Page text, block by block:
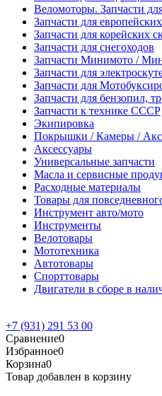
Веломоторы. Запчасти
Запчасти для
Запчасти для корейских
Запчасти для снегоходов
Запчасти Минимото /
Запчасти для
Запчасти для
Запчасти для бензопил,
Запчасти к технике СССР
Экипировка
Покрышки / Камеры /
Аксессуары
Универсальные запчасти
Масла и сервисные
Расходные материалы
Товары для
Инструмент авто/мото
Инструменты
Велотовары
Мототехника
Автотовары
Спорттовары
Двигатели в сборе в
+7 (931) 291 53 00
Сравнение0
Избранное0
Корзина0
Товар добавлен в корзину